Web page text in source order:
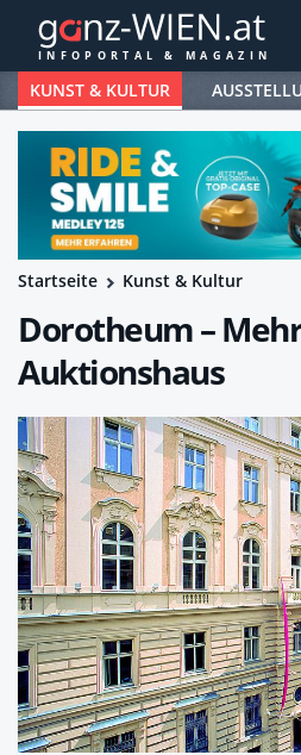
KUNST & KULTUR
Startseite Kunst & Kultur
Dorotheum –
Auktionshaus